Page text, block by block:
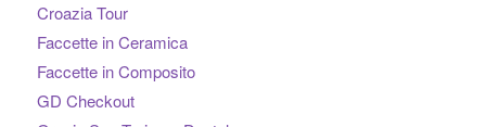
Croazia Tour
Faccette in Ceramica
Faccette in Composito
GD Checkout